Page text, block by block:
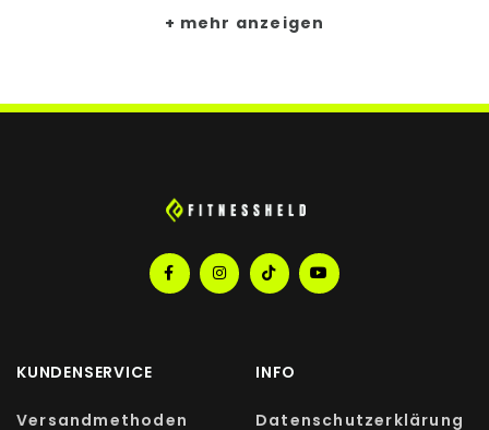
und Citrat. Organisch gebundene Magnesium-
können besser aufgenommen werden als
vorzubeugen. Es eignet sich besonders, wenn Du
einen empfindlichen Magen hast, da Magnesium
Bisglycinat verglichen mit anderen Magnesium-
kann diese Form des Magnesium dank der
mehr anzeigen
KUNDENSERVICE
Versandmethoden
INFO
Datenschutzerklärung